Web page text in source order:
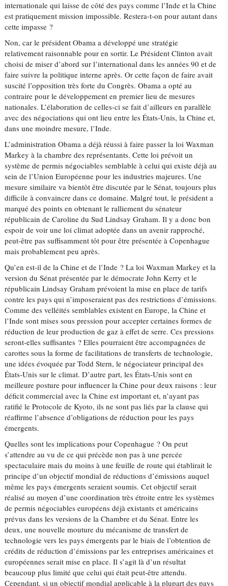
internationale qui laisse de côté des pays comme l’Inde et la Chine
est pratiquement mission impossible. Restera-t-on pour autant dans
cette impasse ?
Non, car le président Obama a développé une stratégie
relativement raisonnable pour en sortir. Le Président Clinton avait
choisi de miser d’abord sur l’international dans les années 90 et de
faire suivre la politique interne après. Or cette façon de faire avait
suscité l’opposition très forte du Congrès. Obama a opté au
contraire pour le développement en premier lieu de mesures
nationales. L’élaboration de celles-ci se fait d’ailleurs en parallèle
avec des négociations qui ont lieu entre les États-Unis, la Chine et,
dans une moindre mesure, l’Inde.
L’administration Obama a déjà réussi à faire passer la loi Waxman
Markey à la chambre des représentants. Cette loi prévoit un
système de permis négociables semblable à celui qui existe déjà au
sein de l’Union Européenne pour les industries majeures. Une
mesure similaire va bientôt être discutée par le Sénat, toujours plus
difficile à convaincre dans ce domaine. Malgré tout, le président a
marqué des points en obtenant le ralliement du sénateur
républicain de Caroline du Sud Lindsay Graham. Il y a donc bon
espoir de voir une loi climat adoptée dans un avenir rapproché,
peut-être pas suffisamment tôt pour être présentée à Copenhague
mais probablement peu après.
Qu’en est-il de la Chine et de l’Inde ? La loi Waxman Markey et la
version du Sénat présentée par le démocrate John Kerry et le
républicain Lindsay Graham prévoient la mise en place de tarifs
contre les pays qui n’imposeraient pas des restrictions d’émissions.
Comme des velléités semblables existent en Europe, la Chine et
l’Inde sont mises sous pression pour accepter certaines formes de
réduction de leur production de gaz à effet de serre. Ces pressions
seront-elles suffisantes ? Elles pourraient être accompagnées de
carottes sous la forme de facilitations de transferts de technologie,
une idées évoquée par Todd Stern, le négociateur principal des
États-Unis sur le climat. D’autre part, les États-Unis sont en
meilleure posture pour influencer la Chine pour deux raisons : leur
déficit commercial avec la Chine est important et, n’ayant pas
ratifié le Protocole de Kyoto, ils ne sont pas liés par la clause qui
réaffirme l’absence d’obligations de réduction pour les pays
émergents.
Quelles sont les implications pour Copenhague ? On peut
s’attendre au vu de ce qui précède non pas à une percée
spectaculaire mais du moins à une feuille de route qui établirait le
principe d’un objectif mondial de réductions d’émissions auquel
même les pays émergents seraient soumis. Cet objectif serait
réalisé au moyen d’une coordination très étroite entre les systèmes
de permis négociables européens déjà existants et américains
prévus dans les versions de la Chambre et du Sénat. Entre les
deux, une nouvelle mouture du mécanisme de transfert de
technologie vers les pays émergents par le biais de l’obtention de
crédits de réduction d’émissions par les entreprises américaines et
européennes serait mise en place. Il s’agit là d’un résultat
beaucoup plus limité que celui qui était peut-être attendu.
Cependant, si un objectif mondial applicable à la plupart des pays